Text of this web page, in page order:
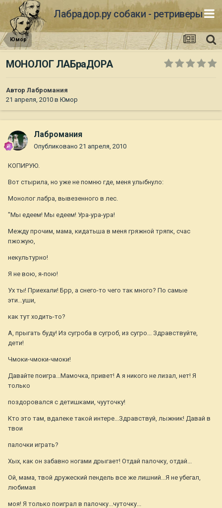
Лабрадор.ру собаки - ретриверы
Юмор
МОНОЛОГ ЛАБраДОРА
Автор Лабромания
21 апреля, 2010 в Юмор
Лабромания
Опубликовано 21 апреля, 2010
КОПИРУЮ.
Вот стырила, но уже не помню где, меня улыбнуло:
Монолог лабра, вывезенного в лес.
"Мы едеем! Мы едеем! Ура-ура-ура!
Между прочим, мама, кидатьша в меня гряжной тряпк, счас
пжожую,
некультурно!
Я не вою, я-пою!
Ух ты! Приехали! Брр, а снего-то чего так много? По самые
эти...уши,
как тут ходить-то?
А, прыгать буду! Из сугроба в сугроб, из сугро... Здравствуйте,
дети!
Чмоки-чмоки-чмоки!
Давайте поигра...Мамочка, привет! А я никого не лизал, нет! Я
только
поздоровался с детишками, чууточку!
Кто это там, вдалеке такой интере...Здравствуй, лыжник! Давай в
твои
палочки играть?
Хых, как он забавно ногами дрыгает! Отдай палочку, отдай...
Ой, мама, твой дружеский пендель все же лишний...Я не убегал,
любимая
моя! Я только поиграл в палочку...чуточку...